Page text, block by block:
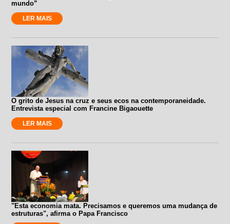
mundo”
LER MAIS
O grito de Jesus na cruz e seus ecos na contemporaneidade.
Entrevista especial com Francine Bigaouette
LER MAIS
"Esta economia mata. Precisamos e queremos uma mudança de
estruturas", afirma o Papa Francisco